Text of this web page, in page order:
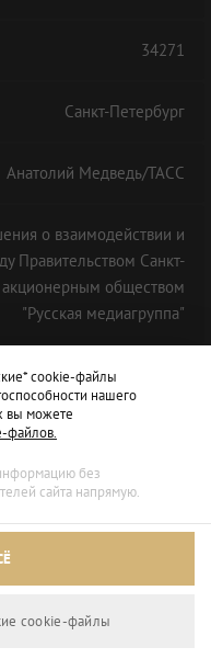
34271
Санкт-Петербург
Анатолий Медведь/ТАСС
о взаимодействии и
Правительством Санкт-
обществом
"Русская медиагруппа"
cookie-файлы
нашего
вы можете
файлов.
без
сайта напрямую.
сookie-файлы